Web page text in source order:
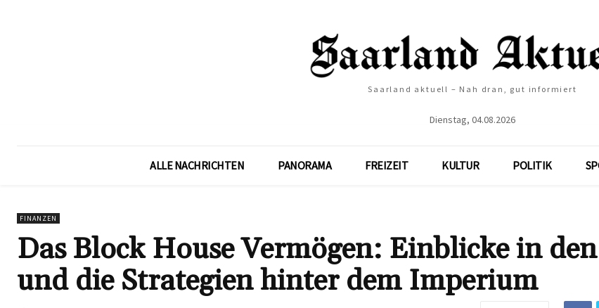
Saarland aktuell – Nah dran, gut informiert
Dienstag, 04.08.2026
ALLE NACHRICHTEN PANORAMA FREIZEIT KULTUR POLITIK
FINANZEN
Das Block House Vermögen: Einblicke in
und die Strategien hinter dem Imperium